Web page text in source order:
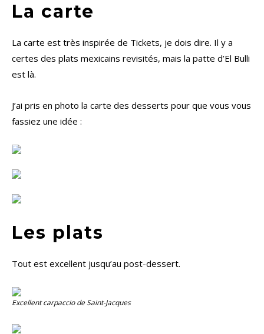
La carte
La carte est très inspirée de Tickets, je dois dire. Il y a
certes des plats mexicains revisités, mais la patte d’El Bulli
est là.
J’ai pris en photo la carte des desserts pour que vous vous
fassiez une idée :
Les plats
Tout est excellent jusqu’au post-dessert.
Excellent carpaccio de Saint-Jacques